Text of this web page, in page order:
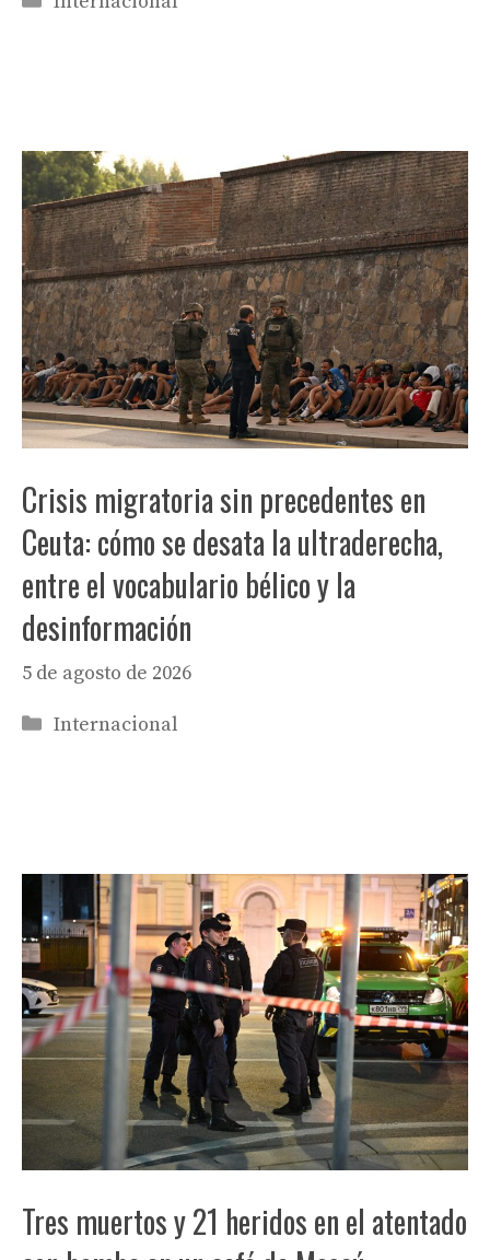
Crisis migratoria sin precedentes en
Ceuta: cómo se desata la ultraderecha,
entre el vocabulario bélico y la
desinformación
5 de agosto de 2026
Categorías
Internacional
Tres muertos y 21 heridos en el atentado